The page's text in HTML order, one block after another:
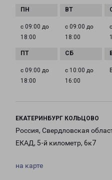
с 09:00 до
18:00
с 09:00 до
18:00
с 09:00 до
18:00
с 10:00 до
16:00
ЕКАТЕРИНБУРГ КОЛЬЦОВО
Россия, Свердловская
ЕКАД, 5-й километр, 6к7
на карте